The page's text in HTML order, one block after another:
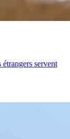
servent